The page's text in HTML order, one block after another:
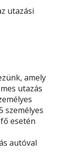
utazási
amely
utazás
személyes
esetén
autóval